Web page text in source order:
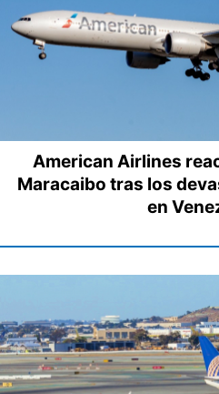
American Airlines
Maracaibo tras los
en